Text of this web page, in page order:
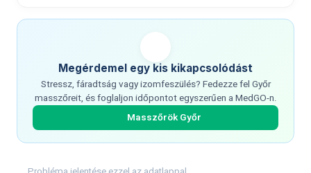
Megérdemel egy kis kikapcsolódást
Stressz, fáradtság vagy izomfeszülés? Fedezze fel Győr
masszőreit, és foglaljon időpontot egyszerűen a MedGO-n.
Masszőrök Győr